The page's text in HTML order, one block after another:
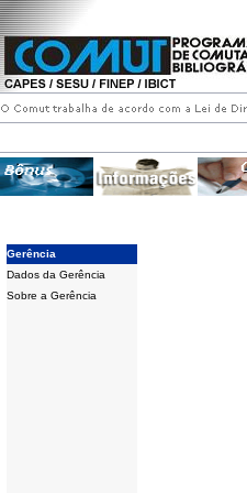
Gerência
Dados da Gerência
Sobre a Gerência